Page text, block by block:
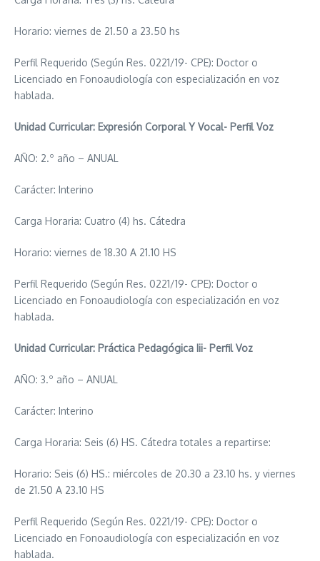
Horario: viernes de 21.50 a 23.50 hs
Perfil Requerido (Según Res. 0221/19- CPE): Doctor o
Licenciado en Fonoaudiología con especialización en voz
hablada.
Unidad Curricular: Expresión Corporal Y Vocal- Perfil Voz
AÑO: 2.º año – ANUAL
Carácter: Interino
Carga Horaria: Cuatro (4) hs. Cátedra
Horario: viernes de 18.30 A 21.10 HS
Perfil Requerido (Según Res. 0221/19- CPE): Doctor o
Licenciado en Fonoaudiología con especialización en voz
hablada.
Unidad Curricular: Práctica Pedagógica Iii- Perfil Voz
AÑO: 3.º año – ANUAL
Carácter: Interino
Carga Horaria: Seis (6) HS. Cátedra totales a repartirse:
Horario: Seis (6) HS.: miércoles de 20.30 a 23.10 hs. y viernes
de 21.50 A 23.10 HS
Perfil Requerido (Según Res. 0221/19- CPE): Doctor o
Licenciado en Fonoaudiología con especialización en voz
hablada.